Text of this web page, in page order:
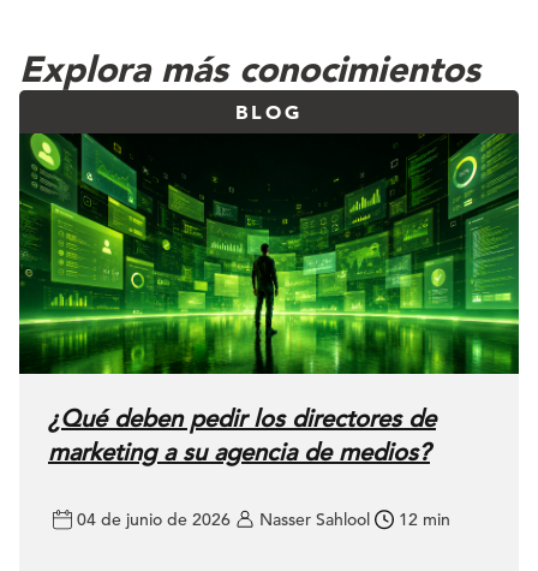
Explora más conocimientos
BLOG
¿Qué deben pedir los directores de
marketing a su agencia de medios?
04 de junio de 2026 Nasser Sahlool 12 min